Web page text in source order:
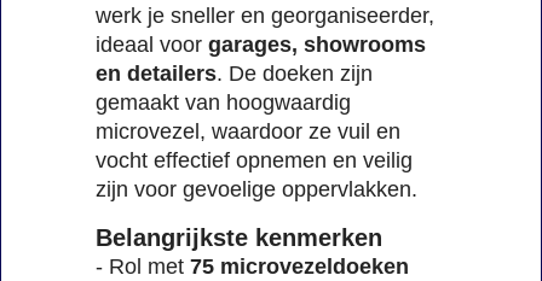
werk je sneller en georganiseerder,
ideaal voor garages, showrooms
en detailers. De doeken zijn
gemaakt van hoogwaardig
microvezel, waardoor ze vuil en
vocht effectief opnemen en veilig
zijn voor gevoelige oppervlakken.
Belangrijkste kenmerken
- Rol met 75 microvezeldoeken